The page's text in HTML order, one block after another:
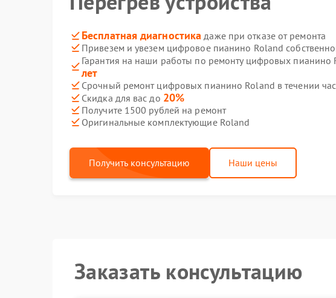
Бесплатная диагностика даже при отказе от ремонта
Привезем и увезем цифровое пианино Roland
Гарантия на наши работы по ремонту цифровых пианино
лет
Срочный ремонт цифровых пианино Roland в течении
Скидка для вас до 20%
Получите 1500 рублей на ремонт
Оригинальные комплектующие Roland
Получить консультацию Наши цены
Заказать консультацию